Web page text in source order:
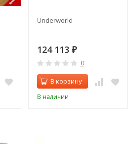
Underworld
124 113 ₽
0
В корзину
В наличии